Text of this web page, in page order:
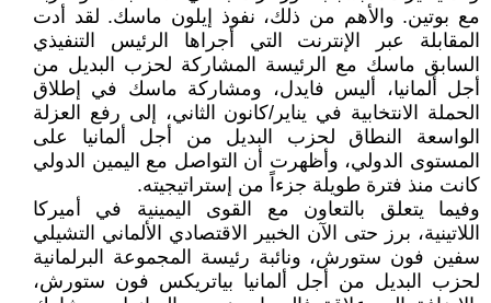
مع بوتين. والأهم من ذلك، نفوذ إيلون ماسك. لقد أدت
المقابلة عبر الإنترنت التي أجراها الرئيس التنفيذي
السابق ماسك مع الرئيسة المشاركة لحزب البديل من
أجل ألمانيا، أليس فايدل، ومشاركة ماسك في إطلاق
الحملة الانتخابية في يناير/كانون الثاني، إلى رفع العزلة
الواسعة النطاق لحزب البديل من أجل ألمانيا على
المستوى الدولي، وأظهرت أن التواصل مع اليمين الدولي
كانت منذ فترة طويلة جزءاً من إستراتيجيته.
وفيما يتعلق بالتعاون مع القوى اليمينية في أميركا
اللاتينية، برز حتى الآن الخبير الاقتصادي الألماني التشيلي
سفين فون ستورش، ونائبة رئيسة المجموعة البرلمانية
لحزب البديل من أجل ألمانيا بياتريكس فون ستورش،